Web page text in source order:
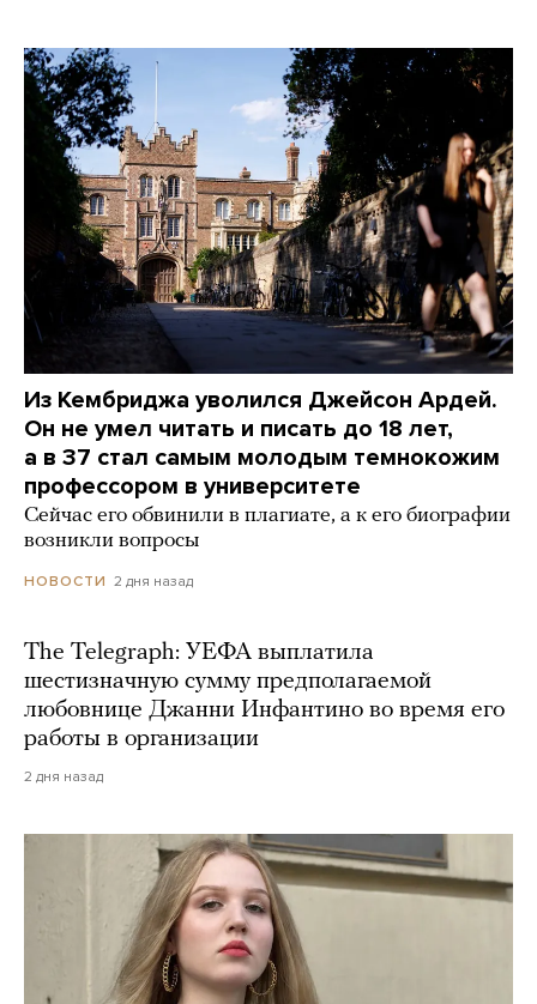
Из Кембриджа уволился Джейсон Ардей.
Он не умел читать и писать до 18 лет,
а в 37 стал самым молодым темнокожим
профессором в университете
Сейчас его обвинили в плагиате, а к его биографии
возникли вопросы
НОВОСТИ 2 дня назад
The Telegraph: УЕФА выплатила
шестизначную сумму предполагаемой
любовнице Джанни Инфантино во время его
работы в организации
2 дня назад